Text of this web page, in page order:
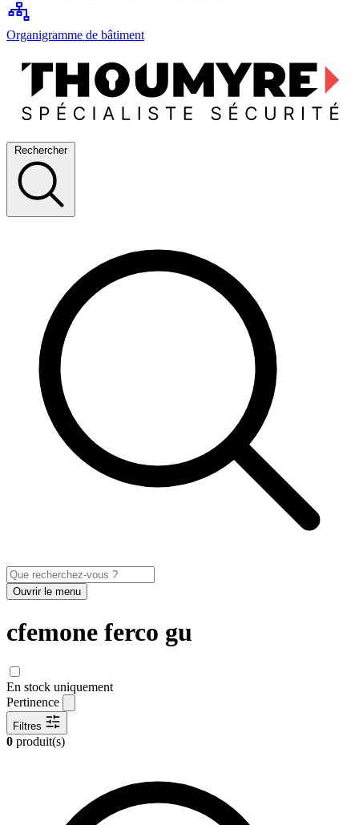
Organigramme de bâtiment
Rechercher
Ouvrir le menu
cfemone ferco gu
En stock uniquement
Pertinence
Filtres
0 produit(s)